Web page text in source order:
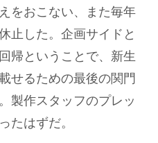
をおこない、また毎年
止した。企画サイドと
帰ということで、新生
せるための最後の関門
製作スタッフのプレッ
たはずだ。